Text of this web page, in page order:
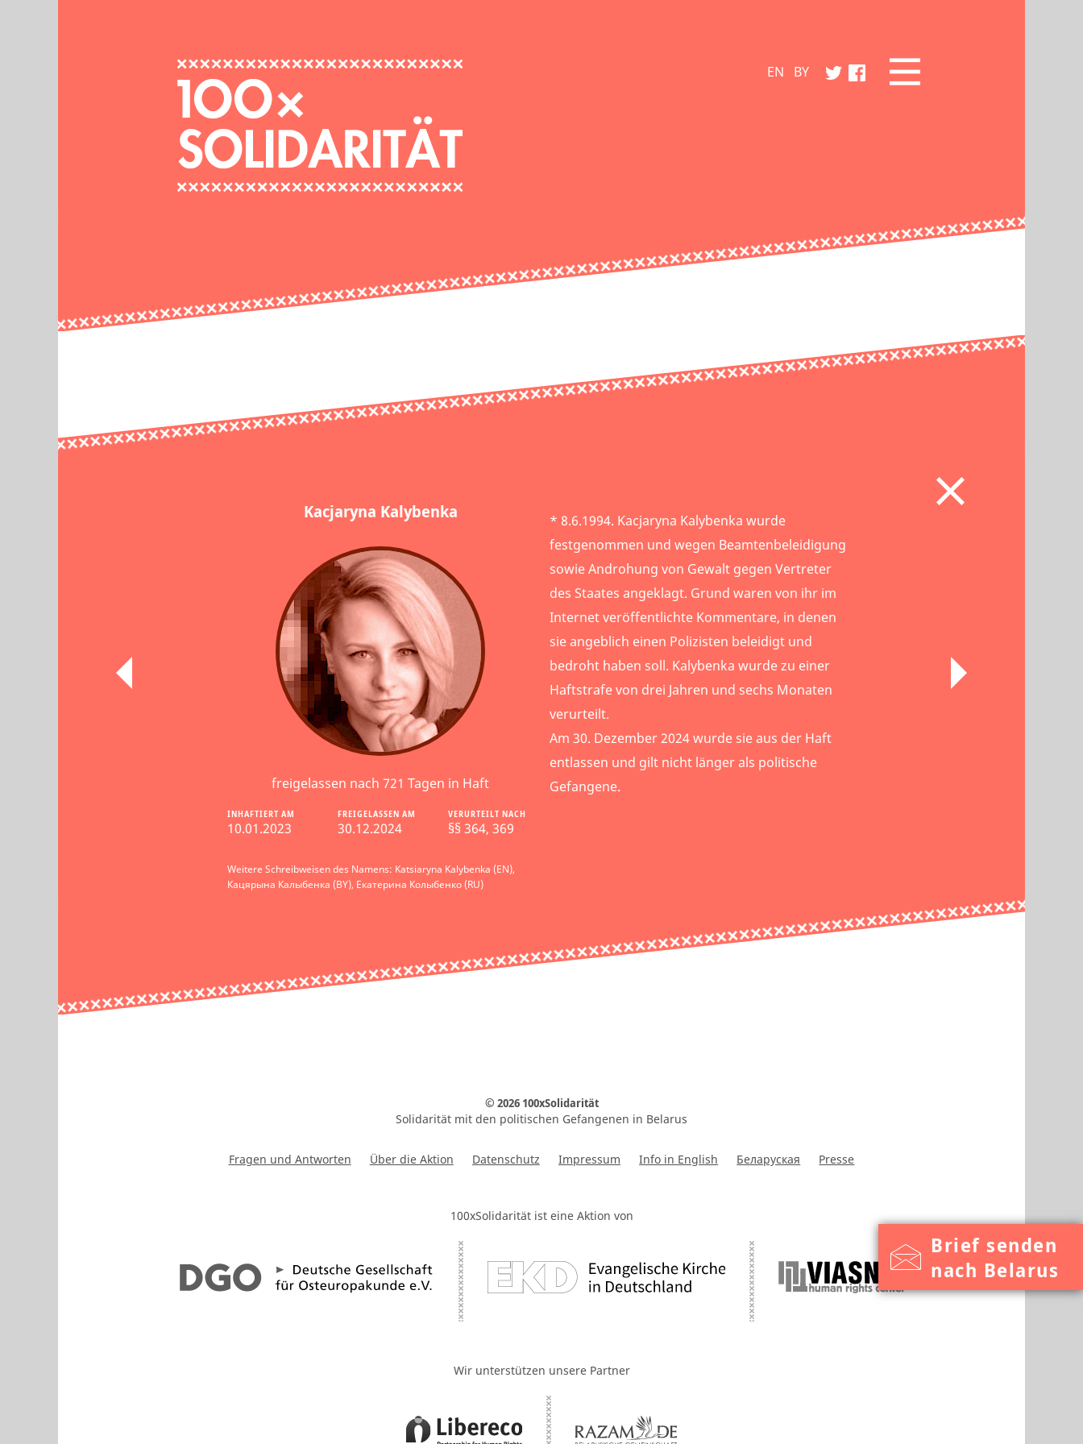
EN BY
Brief senden
nach Belarus
Kacjaryna Kalybenka
freigelassen nach 721 Tagen in Haft
INHAFTIERT AM
10.01.2023
FREIGELASSEN AM
30.12.2024
VERURTEILT NACH
§§ 364, 369
Weitere Schreibweisen des Namens: Katsiaryna Kalybenka (EN),
Кацярына Калыбенка (BY), Екатерина Колыбенко (RU)
* 8.6.1994. Kacjaryna Kalybenka wurde
festgenommen und wegen Beamtenbeleidigung
sowie Androhung von Gewalt gegen Vertreter
des Staates angeklagt. Grund waren von ihr im
Internet veröffentlichte Kommentare, in denen
sie angeblich einen Polizisten beleidigt und
bedroht haben soll. Kalybenka wurde zu einer
Haftstrafe von drei Jahren und sechs Monaten
verurteilt.
Am 30. Dezember 2024 wurde sie aus der Haft
entlassen und gilt nicht länger als politische
Gefangene.
© 2026 100xSolidarität
Solidarität mit den politischen Gefangenen in Belarus
Fragen und Antworten Über die Aktion Datenschutz Impressum Info in English Беларуская Presse
100xSolidarität ist eine Aktion von
Wir unterstützen unsere Partner